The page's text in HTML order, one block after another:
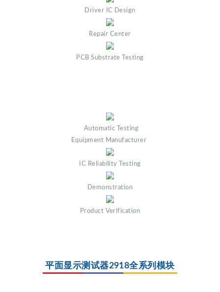
Driver IC Design
Repair Center
PCB Substrate Testing
Automatic Testing
Equipment Manufacturer
IC Reliability Testing
Demonstration
Product Verification
平面显示测试器2918全系列模块